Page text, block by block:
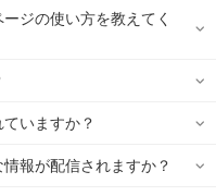
ジの使い方を教えてく
いますか？
報が配信されますか？